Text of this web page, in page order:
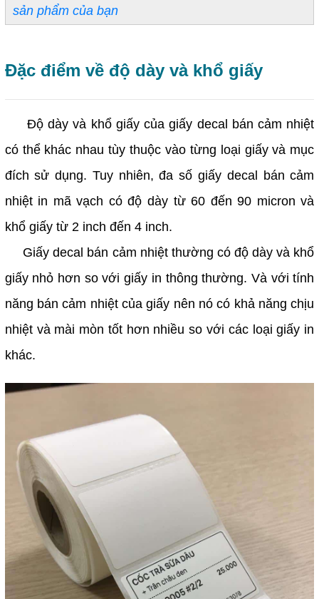
sản phẩm của bạn
Đặc điểm về độ dày và khổ giấy
Độ dày và khổ giấy của giấy decal bán cảm nhiệt
có thể khác nhau tùy thuộc vào từng loại giấy và mục
đích sử dụng. Tuy nhiên, đa số giấy decal bán cảm
nhiệt in mã vạch có độ dày từ 60 đến 90 micron và
khổ giấy từ 2 inch đến 4 inch.
Giấy decal bán cảm nhiệt thường có độ dày và khổ
giấy nhỏ hơn so với giấy in thông thường. Và với tính
năng bán cảm nhiệt của giấy nên nó có khả năng chịu
nhiệt và mài mòn tốt hơn nhiều so với các loại giấy in
khác.